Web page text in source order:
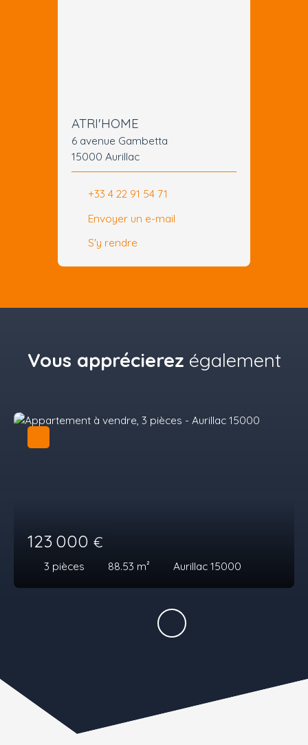
ATRI'HOME
6 avenue Gambetta
15000 Aurillac
+33 4 22 91 54 71
Envoyer un e-mail
S'y rendre
Vous apprécierez également
123 000 €
3 pièces 88.53 m² Aurillac 15000